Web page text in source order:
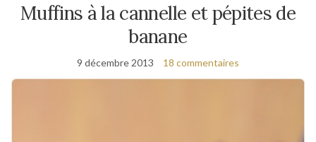
Muffins à la cannelle et pépites de
banane
9 décembre 2013 18 commentaires